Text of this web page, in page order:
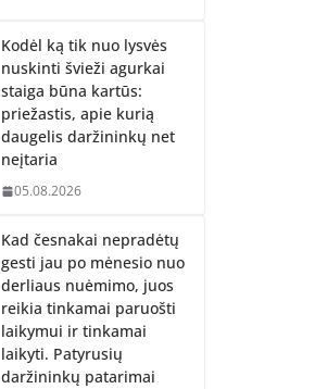
Kodėl ką tik nuo lysvės
nuskinti švieži agurkai
staiga būna kartūs:
priežastis, apie kurią
daugelis daržininkų net
neįtaria
05.08.2026
Kad česnakai nepradėtų
gesti jau po mėnesio nuo
derliaus nuėmimo, juos
reikia tinkamai paruošti
laikymui ir tinkamai
laikyti. Patyrusių
daržininkų patarimai